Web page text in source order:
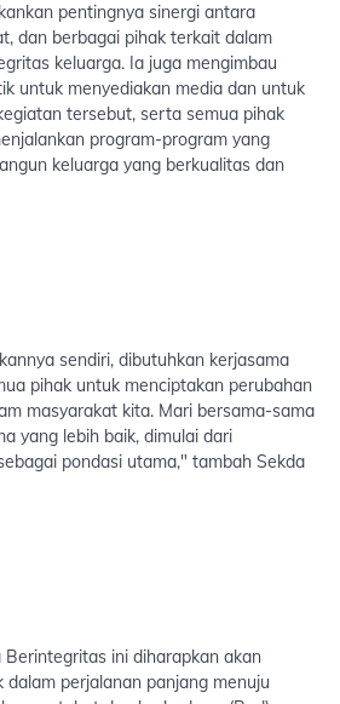
pentingnya sinergi antara
dan berbagai pihak terkait dalam
keluarga. Ia juga mengimbau
untuk menyediakan media dan untuk
tersebut, serta semua pihak
program-program yang
keluarga yang berkualitas dan
sendiri, dibutuhkan kerjasama
pihak untuk menciptakan perubahan
masyarakat kita. Mari bersama-sama
yang lebih baik, dimulai dari
pondasi utama," tambah Sekda
ini diharapkan akan
dalam perjalanan panjang menuju